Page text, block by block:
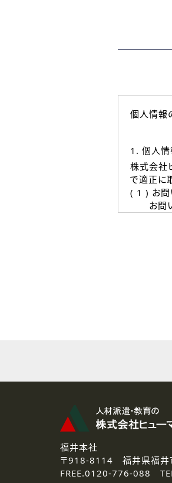
個人情報
1. 個人情
株式会社
で適正に
( 1 ) お問
お問い
本登録
なお、
3.個人情
弊社の定
4.個人情
ご提供い
福井本社
〒918-8114 福井県福
FREE.0120-776-088